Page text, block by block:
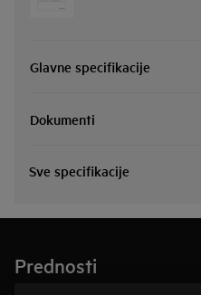
Glavne specifikacije
Dokumenti
Sve specifikacije
Prednosti